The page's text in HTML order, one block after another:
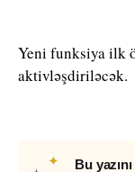
Yeni funksiya ilk
aktivləşdiriləcək.
✦ Bu